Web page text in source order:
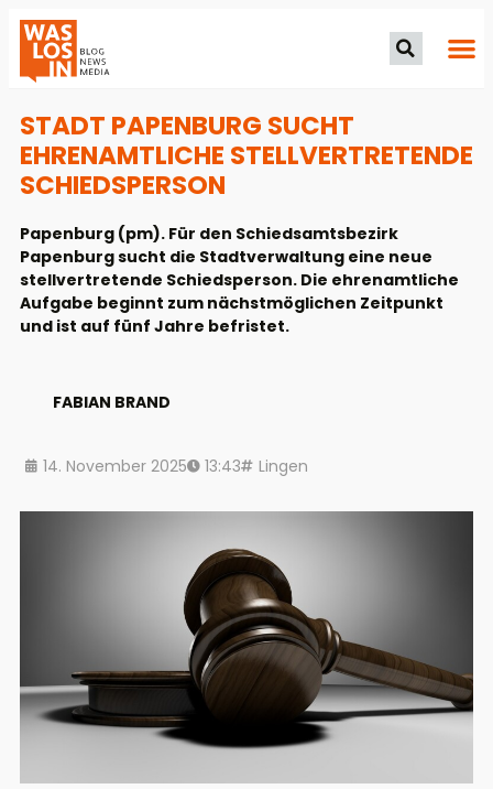
STADT PAPENBURG SUCHT
EHRENAMTLICHE STELLVERTRETENDE
SCHIEDSPERSON
Papenburg (pm). Für den Schiedsamtsbezirk
Papenburg sucht die Stadtverwaltung eine neue
stellvertretende Schiedsperson. Die ehrenamtliche
Aufgabe beginnt zum nächstmöglichen Zeitpunkt
und ist auf fünf Jahre befristet.
FABIAN BRAND
14. November 2025 13:43 Lingen